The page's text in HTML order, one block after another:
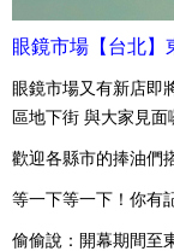
眼鏡市場【台北】
眼鏡市場又有新店即
區地下街 與大家見面
歡迎各縣市的捧油們
等一下等一下！你有
偷偷說：開幕期間至